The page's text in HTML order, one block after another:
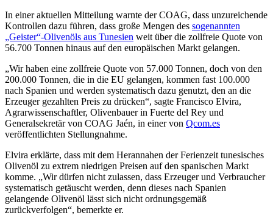
In einer aktuellen Mitteilung warnte der COAG, dass unzureichende
Kontrollen dazu führen, dass große Mengen des sogenannten
„Geister“-Olivenöls aus Tunesien weit über die zollfreie Quote von
56.700 Tonnen hinaus auf den europäischen Markt gelangen.
„Wir haben eine zollfreie Quote von 57.000 Tonnen, doch von den
200.000 Tonnen, die in die EU gelangen, kommen fast 100.000
nach Spanien und werden systematisch dazu genutzt, den an die
Erzeuger gezahlten Preis zu drücken“, sagte Francisco Elvira,
Agrarwissenschaftler, Olivenbauer in Fuerte del Rey und
Generalsekretär von COAG Jaén, in einer von Qcom.es
veröffentlichten Stellungnahme.
Elvira erklärte, dass mit dem Herannahen der Ferienzeit tunesisches
Olivenöl zu extrem niedrigen Preisen auf den spanischen Markt
komme. „Wir dürfen nicht zulassen, dass Erzeuger und Verbraucher
systematisch getäuscht werden, denn dieses nach Spanien
gelangende Olivenöl lässt sich nicht ordnungsgemäß
zurückverfolgen“, bemerkte er.